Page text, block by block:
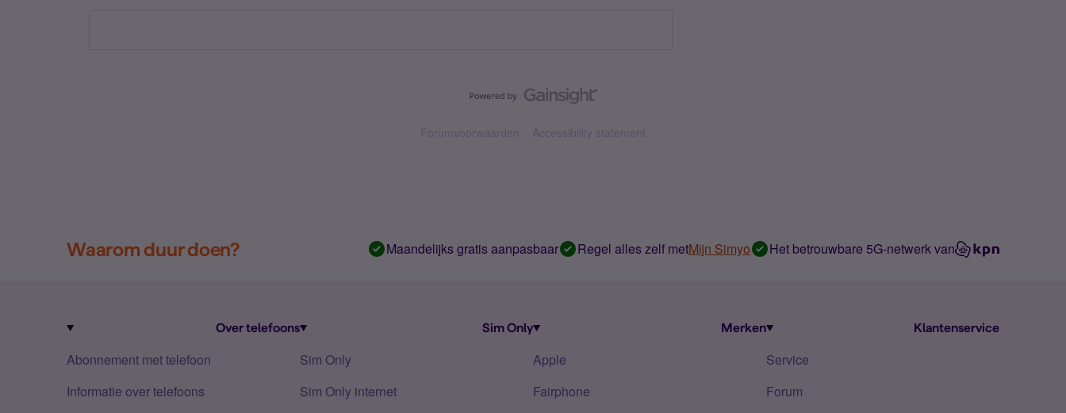
Forumvoorwaarden Accessibility statement
Waarom duur doen? Maandelijks gratis aanpasbaar Regel alles zelf metMijn Simyo Het betrouwbare 5G-netwerk van
Over telefoons
Abonnement met telefoon
Informatie over telefoons
Sim Only
Sim Only
Sim Only internet
Merken
Apple
Fairphone
Klantenservice
Service
Forum